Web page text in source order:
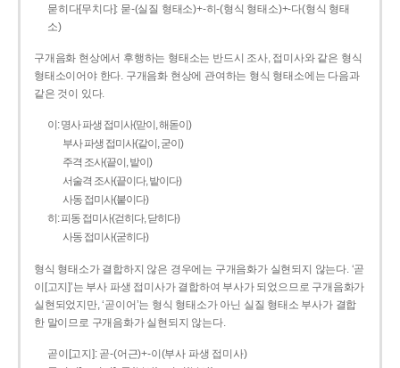
묻히다[무치다]: 묻­-(실질 형태소)+­-히­-(형식 형태소)+-다(형식 형태
소)
구개음화 현상에서 후행하는 형태소는 반드시 조사, 접미사와 같은 형식
형태소이어야 한다. 구개음화 현상에 관여하는 형식 형태소에는 다음과
같은 것이 있다.
이: 명사 파생 접미사(맏이, 해돋이)
부사 파생 접미사(같이, 굳이)
주격 조사(끝이, 밭이)
서술격 조사(끝이다, 밭이다)
사동 접미사(붙이다)
히: 피동 접미사(걷히다, 닫히다)
사동 접미사(굳히다)
형식 형태소가 결합하지 않은 경우에는 구개음화가 실현되지 않는다. ‘곧
이[고지]’는 부사 파생 접미사가 결합하여 부사가 되었으므로 구개음화가
실현되었지만, ‘곧이어’는 형식 형태소가 아닌 실질 형태소 부사가 결합
한 말이므로 구개음화가 실현되지 않는다.
곧이[고지]: 곧-­(어근)+­-이(부사 파생 접미사)